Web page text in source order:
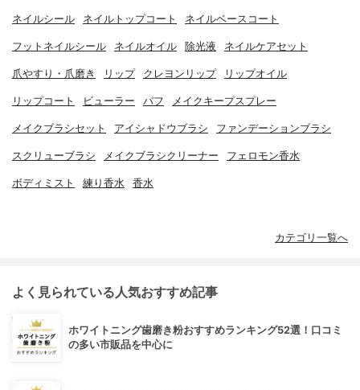
ネイルシール ネイルトップコート ネイルベースコート
フットネイルシール ネイルオイル 除光液 ネイルケアセット
爪やすり・爪磨き リップ クレヨンリップ リップオイル
リップコート ビューラー パフ メイクキープスプレー
メイクブラシセット アイシャドウブラシ ファンデーションブラシ
スクリューブラシ メイクブラシクリーナー フェロモン香水
ボディミスト 練り香水 香水
カテゴリ一覧へ
よく見られている人気おすすめ記事
ホワイトニング歯磨き粉おすすめランキング52選！口コミ
の多い市販品を中心に